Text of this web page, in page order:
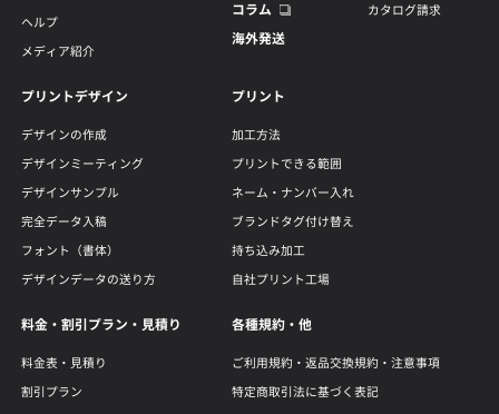
ヘルプ
メディア紹介
コラム
海外発送
カタログ請求
プリントデザイン
デザインの作成
デザインミーティング
デザインサンプル
完全データ入稿
フォント（書体）
デザインデータの送り方
プリント
加工方法
プリントできる範囲
ネーム・ナンバー入れ
ブランドタグ付け替え
持ち込み加工
自社プリント工場
料金・割引プラン・見積り
料金表・見積り
割引プラン
各種規約・他
ご利用規約・返品交換規約・注意事項
特定商取引法に基づく表記